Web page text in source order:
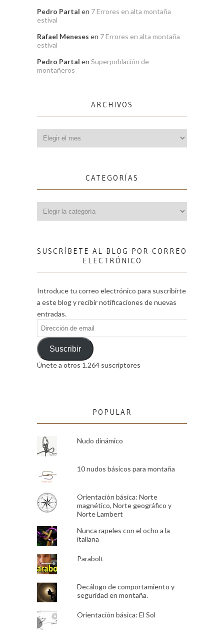
Pedro Partal en 7 Errores en alta montaña
estival
Rafael Meneses en 7 Errores en alta montaña
estival
Pedro Partal en Superpoblación de
montañeros
ARCHIVOS
CATEGORÍAS
SUSCRÍBETE AL BLOG POR CORREO
ELECTRÓNICO
Introduce tu correo electrónico para suscribirte
a este blog y recibir notificaciones de nuevas
entradas.
Dirección
de
emailSuscribir
Únete a otros 1.264 suscriptores
POPULAR
Nudo dinámico
10 nudos básicos para montaña
Orientación básica: Norte
magnético, Norte geográfico y
Norte Lambert
Nunca rapeles con el ocho a la
italiana
Parabolt
Decálogo de comportamiento y
seguridad en montaña.
Orientación básica: El Sol